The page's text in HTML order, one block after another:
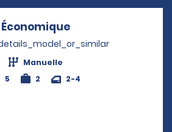
ÉconomiqueOpens in a new
Manuelle
5
2 2-4